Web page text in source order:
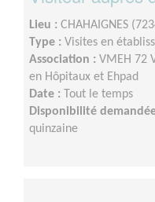
Lieu : CHAHAIGNES
Type : Visites en
Association : VMEH 72
en Hôpitaux et Ehpad
Date :
Tout le temps
Disponibilité
quinzaine